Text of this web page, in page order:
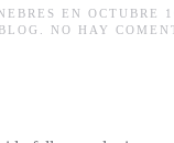
EN OCTUBRE
BLOG NO HAY